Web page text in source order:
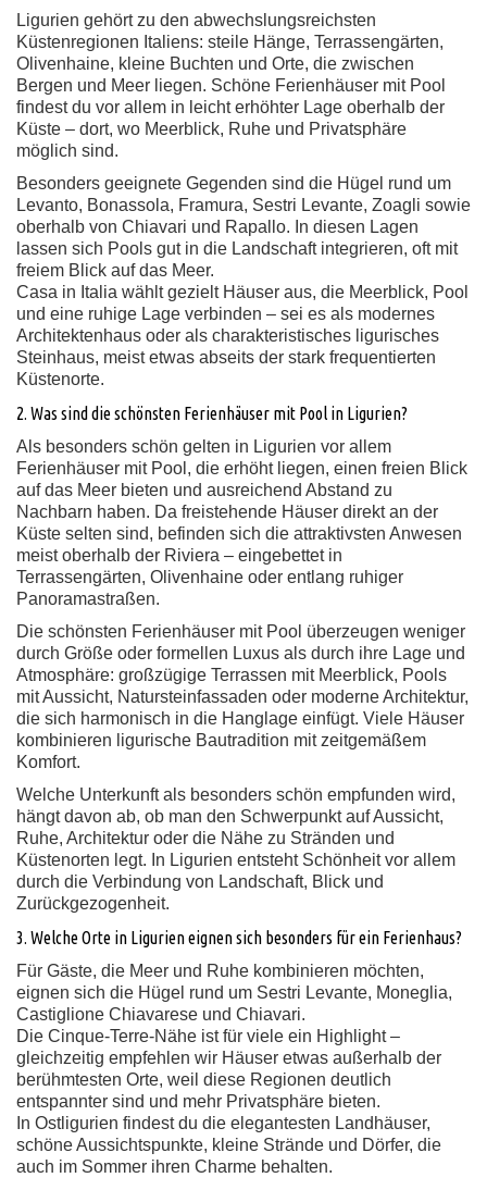
Ligurien gehört zu den abwechslungsreichsten
Küstenregionen Italiens: steile Hänge, Terrassengärten,
Olivenhaine, kleine Buchten und Orte, die zwischen
Bergen und Meer liegen. Schöne Ferienhäuser mit Pool
findest du vor allem in leicht erhöhter Lage oberhalb der
Küste – dort, wo Meerblick, Ruhe und Privatsphäre
möglich sind.
Besonders geeignete Gegenden sind die Hügel rund um
Levanto, Bonassola, Framura, Sestri Levante, Zoagli sowie
oberhalb von Chiavari und Rapallo. In diesen Lagen
lassen sich Pools gut in die Landschaft integrieren, oft mit
freiem Blick auf das Meer.
Casa in Italia wählt gezielt Häuser aus, die Meerblick, Pool
und eine ruhige Lage verbinden – sei es als modernes
Architektenhaus oder als charakteristisches ligurisches
Steinhaus, meist etwas abseits der stark frequentierten
Küstenorte.
2. Was sind die schönsten Ferienhäuser mit Pool in Ligurien?
Als besonders schön gelten in Ligurien vor allem
Ferienhäuser mit Pool, die erhöht liegen, einen freien Blick
auf das Meer bieten und ausreichend Abstand zu
Nachbarn haben. Da freistehende Häuser direkt an der
Küste selten sind, befinden sich die attraktivsten Anwesen
meist oberhalb der Riviera – eingebettet in
Terrassengärten, Olivenhaine oder entlang ruhiger
Panoramastraßen.
Die schönsten Ferienhäuser mit Pool überzeugen weniger
durch Größe oder formellen Luxus als durch ihre Lage und
Atmosphäre: großzügige Terrassen mit Meerblick, Pools
mit Aussicht, Natursteinfassaden oder moderne Architektur,
die sich harmonisch in die Hanglage einfügt. Viele Häuser
kombinieren ligurische Bautradition mit zeitgemäßem
Komfort.
Welche Unterkunft als besonders schön empfunden wird,
hängt davon ab, ob man den Schwerpunkt auf Aussicht,
Ruhe, Architektur oder die Nähe zu Stränden und
Küstenorten legt. In Ligurien entsteht Schönheit vor allem
durch die Verbindung von Landschaft, Blick und
Zurückgezogenheit.
3. Welche Orte in Ligurien eignen sich besonders für ein Ferienhaus?
Für Gäste, die Meer und Ruhe kombinieren möchten,
eignen sich die Hügel rund um Sestri Levante, Moneglia,
Castiglione Chiavarese und Chiavari.
Die Cinque-Terre-Nähe ist für viele ein Highlight –
gleichzeitig empfehlen wir Häuser etwas außerhalb der
berühmtesten Orte, weil diese Regionen deutlich
entspannter sind und mehr Privatsphäre bieten.
In Ostligurien findest du die elegantesten Landhäuser,
schöne Aussichtspunkte, kleine Strände und Dörfer, die
auch im Sommer ihren Charme behalten.